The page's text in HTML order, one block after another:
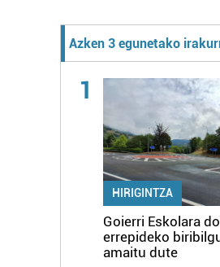
Azken 3 egunetako
1
HIRIGINTZA
Goierri Eskolara
errepideko
amaitu dute